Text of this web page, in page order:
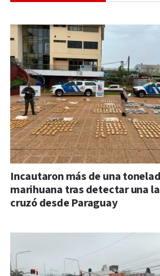
Incautaron más de una
marihuana tras detectar una
cruzó desde Paraguay